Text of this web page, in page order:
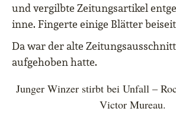
und vergilbte Zeitungsartikel
inne. Fingerte einige Blätter
Da war der alte
aufgehoben hatte.
Junger Winzer stirbt bei Unfall –
Victor Mureau.